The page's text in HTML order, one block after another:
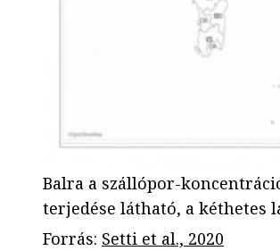
Balra a szállópor-
terjedése látható, a kéthetes
Forrás: Setti et al., 2020